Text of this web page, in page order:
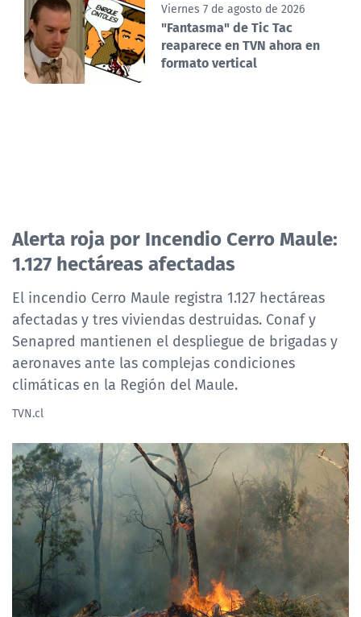
Viernes 7 de agosto de 2026
"Fantasma" de Tic Tac
reaparece en TVN ahora en
formato vertical
Alerta roja por Incendio Cerro Maule:
1.127 hectáreas afectadas
El incendio Cerro Maule registra 1.127 hectáreas
afectadas y tres viviendas destruidas. Conaf y
Senapred mantienen el despliegue de brigadas y
aeronaves ante las complejas condiciones
climáticas en la Región del Maule.
TVN.cl